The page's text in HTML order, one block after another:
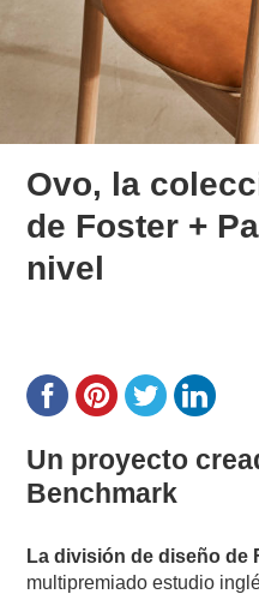
Ovo, la
de Foster +
nivel
Un proyecto
Benchmark
La división de diseño de
multipremiado estudio